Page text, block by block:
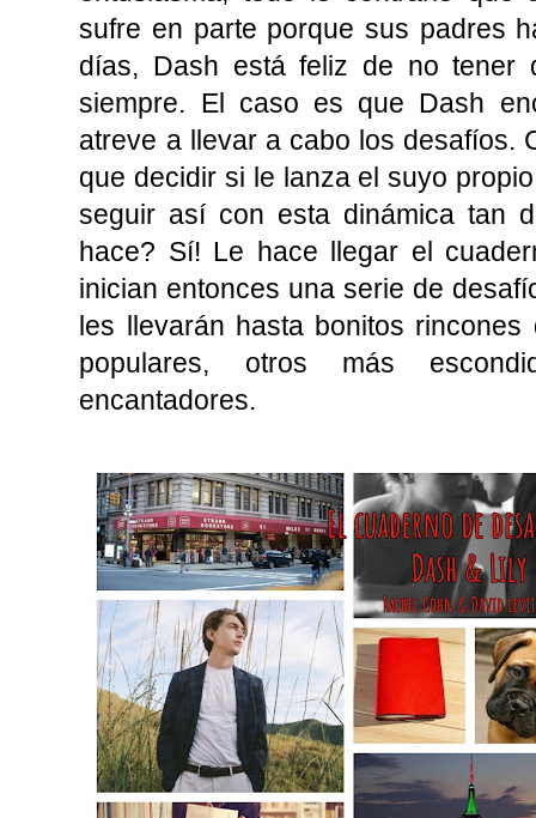
sufre en parte porque sus padres
días, Dash está feliz de no tener
siempre. El caso es que Dash
atreve a llevar a cabo los desafíos.
que decidir si le lanza el suyo
seguir así con esta dinámica tan
hace? Sí! Le hace llegar el
inician entonces una serie de
les llevarán hasta bonitos
populares, otros más
encantadores.